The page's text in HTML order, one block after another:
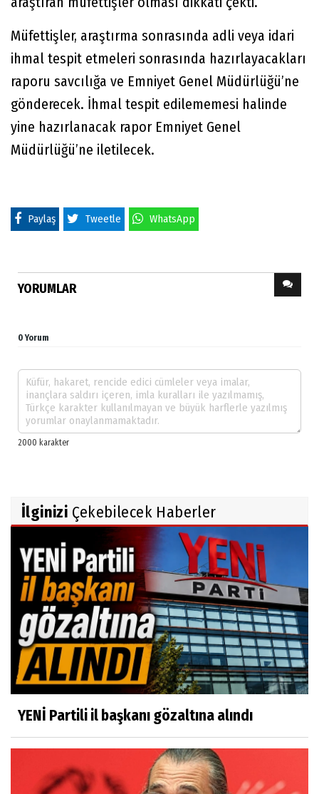
Müfettişler, araştırma sonrasında adli veya idari
ihmal tespit etmeleri sonrasında hazırlayacakları
raporu savcılığa ve Emniyet Genel Müdürlüğü’ne
gönderecek. İhmal tespit edilememesi halinde
yine hazırlanacak rapor Emniyet Genel
Müdürlüğü’ne iletilecek.
Paylaş Tweetle WhatsApp
YORUMLAR
0 Yorum
İlginizi Çekebilecek Haberler
YENİ Partili il başkanı gözaltına alındı